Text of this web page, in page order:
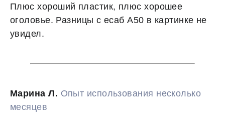
Плюс хороший пластик, плюс хорошее
оголовье. Разницы с есаб А50 в картинке не
увидел.
Марина Л. Опыт использования несколько
месяцев